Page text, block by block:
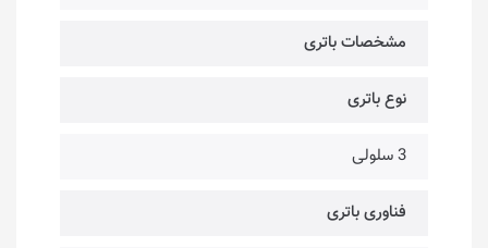
مشخصات باتری
نوع باتری
3 سلولی
فناوری باتری